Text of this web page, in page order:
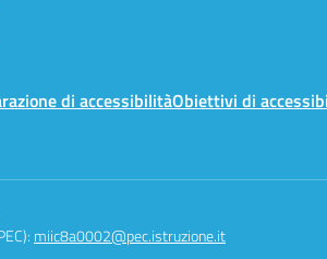
di accessibilitàObiettivi di
miic8a0002@pec.istruzione.it